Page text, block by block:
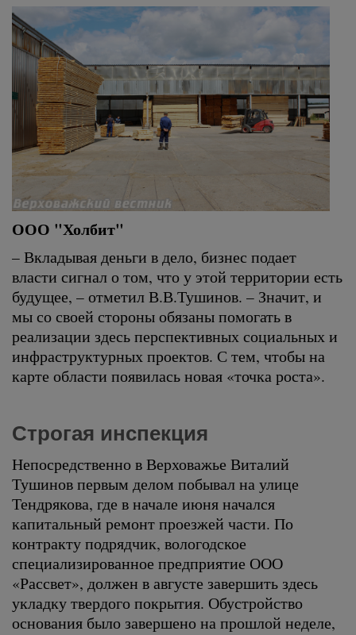
ООО "Холбит"
– Вкладывая деньги в дело, бизнес подает
власти сигнал о том, что у этой территории есть
будущее, – отметил В.В.Тушинов. – Значит, и
мы со своей стороны обязаны помогать в
реализации здесь перспективных социальных и
инфраструктурных проектов. С тем, чтобы на
карте области появилась новая «точка роста».
Строгая инспекция
Непосредственно в Верховажье Виталий
Тушинов первым делом побывал на улице
Тендрякова, где в начале июня начался
капитальный ремонт проезжей части. По
контракту подрядчик, вологодское
специализированное предприятие ООО
«Рассвет», должен в августе завершить здесь
укладку твердого покрытия. Обустройство
основания было завершено на прошлой неделе,